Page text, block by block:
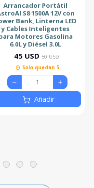
Arrancador Portátil
S8 1500A 12V con
Bank, Linterna LED
y Cables Inteligentes
Motores Gasolina
6.0L y Diésel 3.0L
45 USD 50 USD
Solo quedan 5
Añadir